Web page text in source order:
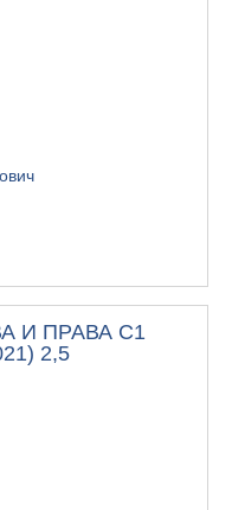
И ПРАВА С1
2,5